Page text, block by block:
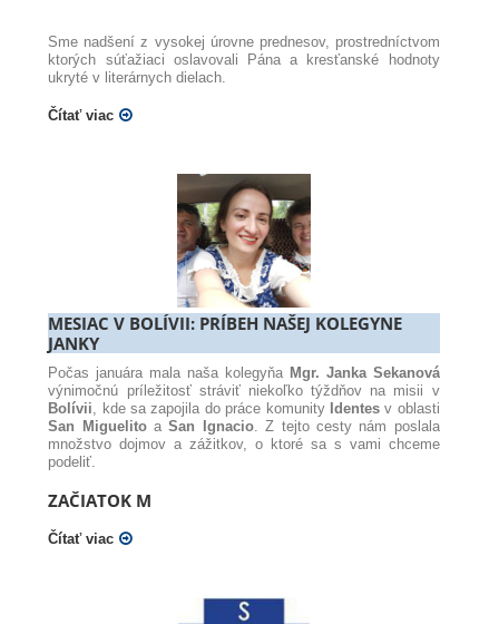
Sme nadšení z vysokej úrovne prednesov, prostredníctvom
ktorých súťažiaci oslavovali Pána a kresťanské hodnoty
ukryté v literárnych dielach.
Čítať viac
MESIAC V BOLÍVII: PRÍBEH NAŠEJ KOLEGYNE
JANKY
Počas januára mala naša kolegyňa Mgr. Janka Sekanová
výnimočnú príležitosť stráviť niekoľko týždňov na misii v
Bolívii , kde sa zapojila do práce komunity Identes v oblasti
San Miguelito a San Ignacio. Z tejto cesty nám poslala
množstvo dojmov a zážitkov, o ktoré sa s vami chceme
podeliť.
ZAČIATOK M
Čítať viac